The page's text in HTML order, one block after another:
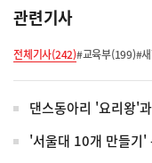
관련기사
전체기사(242)#교육부(199)#
댄스동아리 '요리왕'
'서울대 10개 만들기